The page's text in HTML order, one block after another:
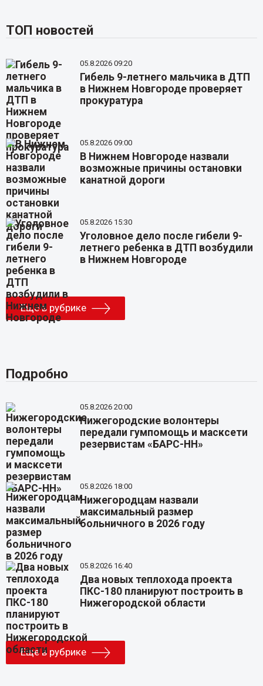
ТОП новостей
05.8.2026 09:20
Гибель 9-летнего мальчика в ДТП
в Нижнем Новгороде проверяет
прокуратура
05.8.2026 09:00
В Нижнем Новгороде назвали
возможные причины остановки
канатной дороги
05.8.2026 15:30
Уголовное дело после гибели 9-
летнего ребенка в ДТП возбудили
в Нижнем Новгороде
Еще в рубрике
Подробно
05.8.2026 20:00
Нижегородские волонтеры
передали гумпомощь и масксети
резервистам «БАРС-НН»
05.8.2026 18:00
Нижегородцам назвали
максимальный размер
больничного в 2026 году
05.8.2026 16:40
Два новых теплохода проекта
ПКС-180 планируют построить в
Нижегородской области
Еще в рубрике